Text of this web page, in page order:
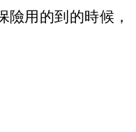
險用的到的時候，